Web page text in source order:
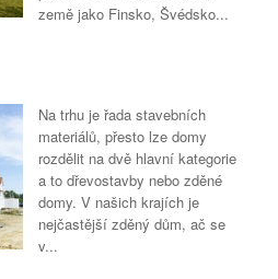
země jako Finsko, Švédsko...
Na trhu je řada stavebních
materiálů, přesto lze domy
rozdělit na dvě hlavní kategorie
a to dřevostavby nebo zděné
domy. V našich krajích je
nejčastější zděný dům, ač se
v...